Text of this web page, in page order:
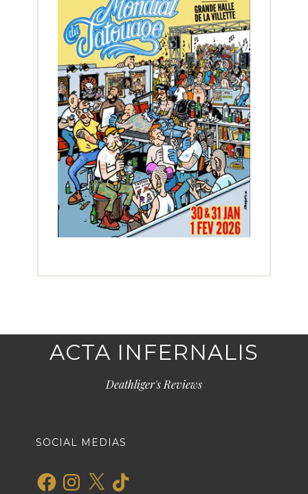
ACTA INFERNALIS
Deathliger's Reviews
SOCIAL MEDIAS
FacebookInstagram
X TikTok